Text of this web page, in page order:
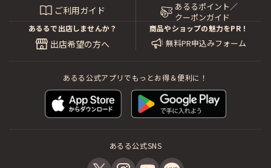
ご利用ガイド
あるるポイント／
クーポンガイド
あるるで出店しませんか？
出店希望の方へ
商品やショップの魅力をPR！
無料PR申込みフォーム
あるる公式アプリでもっとお得＆便利に！
あるる公式SNS